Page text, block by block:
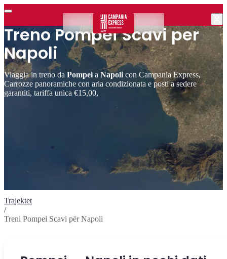
Treno Pompei Scavi per
Napoli
Viaggia in treno da Pompei a Napoli con Campania Express,
Carrozze panoramiche con aria condizionata e posti a sedere
garantiti, tariffa unica €15,00,
Trajektet
/
Treni Pompei Scavi për Napoli